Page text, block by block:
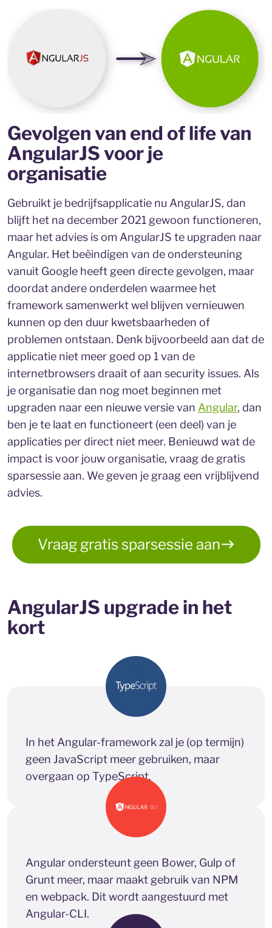
Gevolgen van end of life van
AngularJS voor je
organisatie
Gebruikt je bedrijfsapplicatie nu AngularJS, dan
blijft het na december 2021 gewoon functioneren,
maar het advies is om AngularJS te upgraden naar
Angular. Het beëindigen van de ondersteuning
vanuit Google heeft geen directe gevolgen, maar
doordat andere onderdelen waarmee het
framework samenwerkt wel blijven vernieuwen
kunnen op den duur kwetsbaarheden of
problemen ontstaan. Denk bijvoorbeeld aan dat de
applicatie niet meer goed op 1 van de
internetbrowsers draait of aan security issues. Als
je organisatie dan nog moet beginnen met
upgraden naar een nieuwe versie van Angular, dan
ben je te laat en functioneert (een deel) van je
applicaties per direct niet meer. Benieuwd wat de
impact is voor jouw organisatie, vraag de gratis
sparsessie aan. We geven je graag een vrijblijvend
advies.
Vraag gratis sparsessie aan
AngularJS upgrade in het
kort
In het Angular-framework zal je (op termijn)
geen JavaScript meer gebruiken, maar
overgaan op TypeScript.
Angular ondersteunt geen Bower, Gulp of
Grunt meer, maar maakt gebruik van NPM
en webpack. Dit wordt aangestuurd met
Angular-CLI.